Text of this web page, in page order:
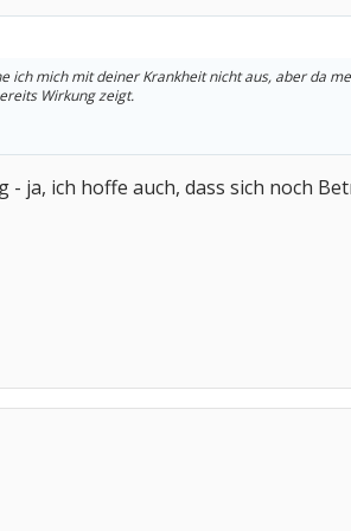
ich mich mit deiner Krankheit nicht aus, aber da
Wirkung zeigt.
ja, ich hoffe auch, dass sich noch